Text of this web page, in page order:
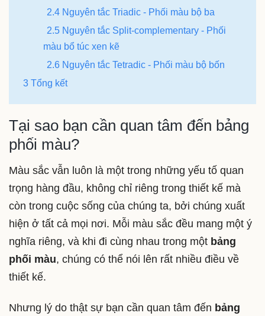
2.4 Nguyên tắc Triadic - Phối màu bộ ba
2.5 Nguyên tắc Split-complementary - Phối
màu bổ túc xen kẽ
2.6 Nguyên tắc Tetradic - Phối màu bộ bốn
3 Tổng kết
Tại sao bạn cần quan tâm đến bảng
phối màu?
Màu sắc vẫn luôn là một trong những yếu tố quan
trọng hàng đầu, không chỉ riêng trong thiết kế mà
còn trong cuộc sống của chúng ta, bởi chúng xuất
hiện ở tất cả mọi nơi. Mỗi màu sắc đều mang một ý
nghĩa riêng, và khi đi cùng nhau trong một bảng
phối màu, chúng có thể nói lên rất nhiều điều về
thiết kế.
Nhưng lý do thật sự bạn cần quan tâm đến bảng